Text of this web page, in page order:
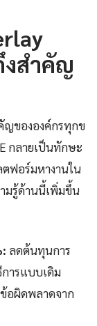
งสำคัญ
ญขององค์กรทุกข
กลายเป็นทักษะ
ฟอร์มหางานใน
มรู้ด้านนี้เพิ่มขึ้น
ลดต้นทุนการ
การแบบเดิม
อผิดพลาดจาก